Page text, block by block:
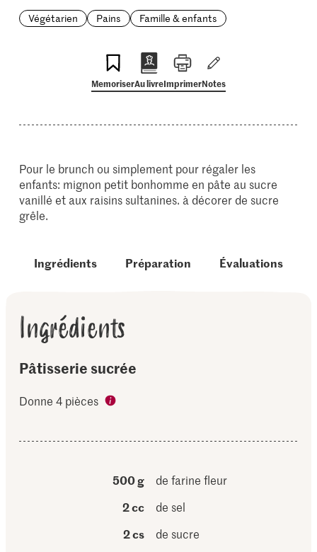
Végétarien
Pains Famille & enfants
MemoriserAu livreImprimerNotes
Pour le brunch ou simplement pour régaler les
enfants: mignon petit bonhomme en pâte au sucre
vanillé et aux raisins sultanines. à décorer de sucre
grêle.
Ingrédients Préparation Évaluations
Ingrédients
Pâtisserie sucrée
Donne 4 pièces
500 g
de farine fleur
2 cc
de sel
2 cs
de sucre